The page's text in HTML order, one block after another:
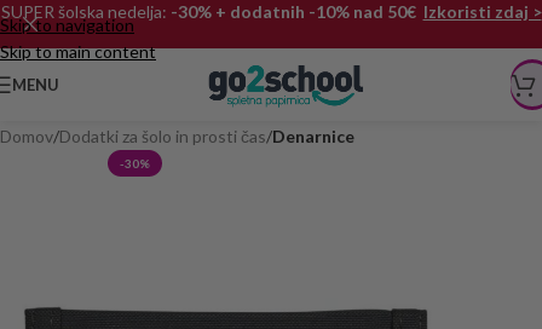
Skip to navigation
Skip to main content
SUPER šolska nedelja: -30% + dodatnih -10% nad 50€ Izkoristi zdaj >
MENU
Domov Dodatki za šolo in prosti čas Denarnice
-30%